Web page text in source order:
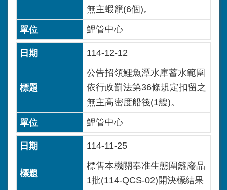
無主蝦籠(6個)。
鯉管中心
114-12-12
公告招領鯉魚潭水庫蓄水範圍
依行政罰法第36條規定扣留之
無主高密度船筏(1艘)。
鯉管中心
114-11-25
標售本機關奉准生態圍籬廢品
1批(114-QCS-02)開決標結果